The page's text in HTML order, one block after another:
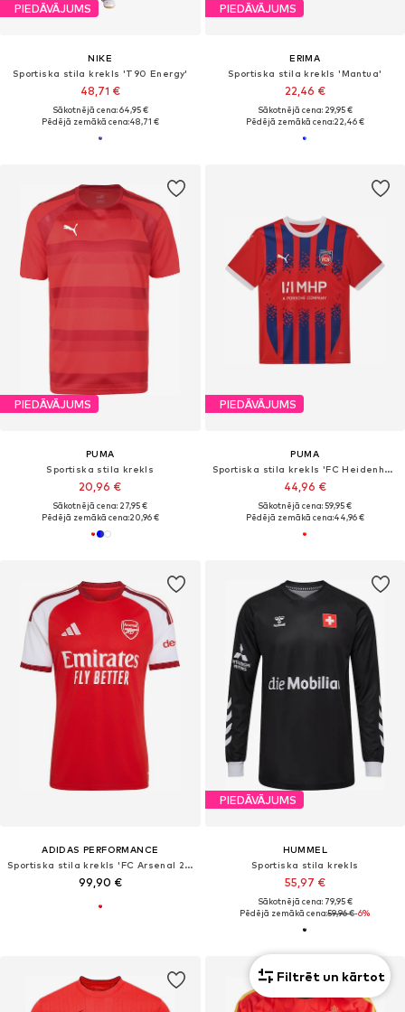
PIEDĀVĀJUMS
NIKE
Sportiska stila krekls 'T90 Energy'
48,71 €
Sākotnējā cena: 64,95 €
Pēdējā zemākā cena:48,71 €
PIEDĀVĀJUMS
ERIMA
Sportiska stila krekls 'Mantua'
22,46 €
Sākotnējā cena: 29,95 €
Pēdējā zemākā cena:22,46 €
PIEDĀVĀJUMS
PUMA
Sportiska stila krekls
20,96 €
Sākotnējā cena: 27,95 €
Pēdējā zemākā cena:20,96 €
PIEDĀVĀJUMS
PUMA
Sportiska stila krekls 'FC Heidenheim 24/25'
44,96 €
Sākotnējā cena: 59,95 €
Pēdējā zemākā cena:44,96 €
ADIDAS PERFORMANCE
Sportiska stila krekls 'FC Arsenal 26/27'
99,90 €
PIEDĀVĀJUMS
HUMMEL
Sportiska stila krekls
55,97 €
Sākotnējā cena: 79,95 €
Pēdējā zemākā cena:59,96 €-6%
Filtrēt un kārtot